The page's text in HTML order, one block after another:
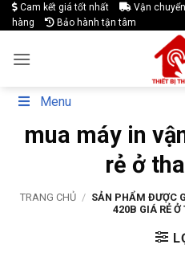
Skip
to
Cam kết giá tốt nhất Vận
hàng
Bảo hành tận tâm
Menu
mua máy in
rẻ ở
TRANG CHỦ / SẢN PHẨM ĐƯỢC
420B GIÁ RẺ Ở